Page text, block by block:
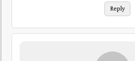
Reply